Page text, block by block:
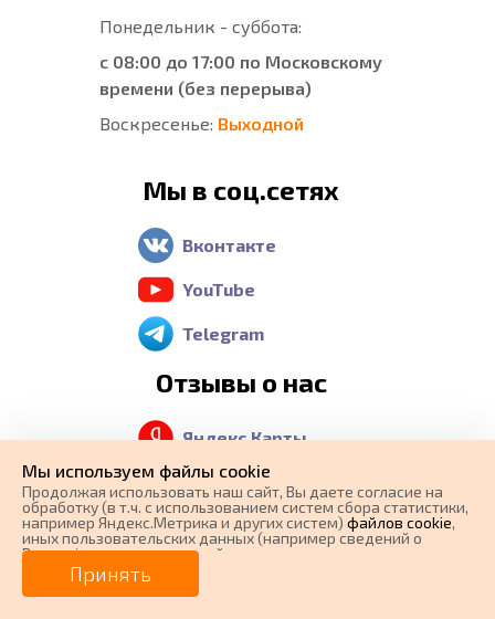
0 ₽
от0₽/мес. Плати частями
Понедельник - суббота:
с 08:00 до 17:00 по Московскому
времени (без перерыва)
Воскресенье: Выходной
Мы в соц.сетях
Вконтакте
YouTube
Telegram
Отзывы о нас
Яндекс Карты
Google Maps
2 GIS
Мы используем файлы cookie
Продолжая использовать наш cайт, Вы даете согласие на
обработку (в т.ч. с использованием систем сбора статистики,
например Яндекс.Метрика и других систем) файлов cookie,
иных пользовательских данных (например сведений о
Вашем ip-адресе, сведений о местоположении, типе
устройства, времени посещения страницы, сведений о
ресурсах сети Интернет, с которых были совершены
переходы на наш сайт, сведения о Ваших действиях на сайте
Принять